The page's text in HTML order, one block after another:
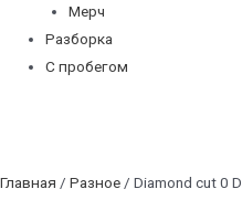
Мерч
Разборка
С пробегом
Главная / Разное / Diamond cut 0